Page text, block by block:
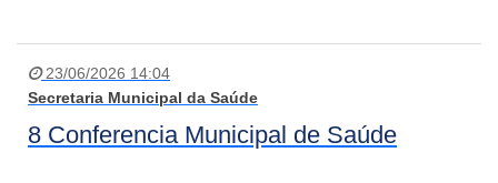
23/06/2026 14:04
Secretaria Municipal da Saúde
8 Conferencia Municipal de Saúde